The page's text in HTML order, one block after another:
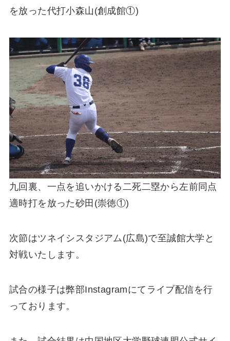
を放った代打小森山(創成館①)
九回裏、一点を追いかける二死二塁から左前同点
適時打を放った砂田(崇徳①)
次節はツネイシスタジアム(広島)で至誠館大学と
対戦いたします。
試合の様子は弊部Instagramにてライブ配信を行
っております。